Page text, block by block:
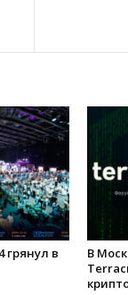
грянул в
В